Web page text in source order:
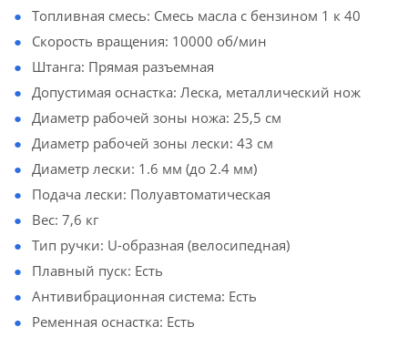
Топливная смесь: Смесь масла с бензином 1 к 40
Скорость вращения: 10000 об/мин
Штанга: Прямая разъемная
Допустимая оснастка: Леска, металлический нож
Диаметр рабочей зоны ножа: 25,5 см
Диаметр рабочей зоны лески: 43 см
Диаметр лески: 1.6 мм (до 2.4 мм)
Подача лески: Полуавтоматическая
Вес: 7,6 кг
Тип ручки: U-образная (велосипедная)
Плавный пуск: Есть
Антивибрационная система: Есть
Ременная оснастка: Есть